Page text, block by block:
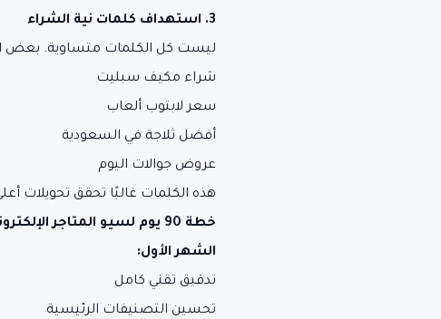
3. استهداف كلمات نية الشراء
ليست كل الكلمات متساوية. بعض
شراء مكيف سبليت
سعر لابتوب ألعاب
أفضل ثلاجة في السعودية
عروض جوالات اليوم
هذه الكلمات غالبًا تحقق تحويلات
خطة 90 يوم لسيو المتاجر الإلكترونية
الشهر الأول:
تدقيق تقني كامل
تحسين التصنيفات الرئيسية